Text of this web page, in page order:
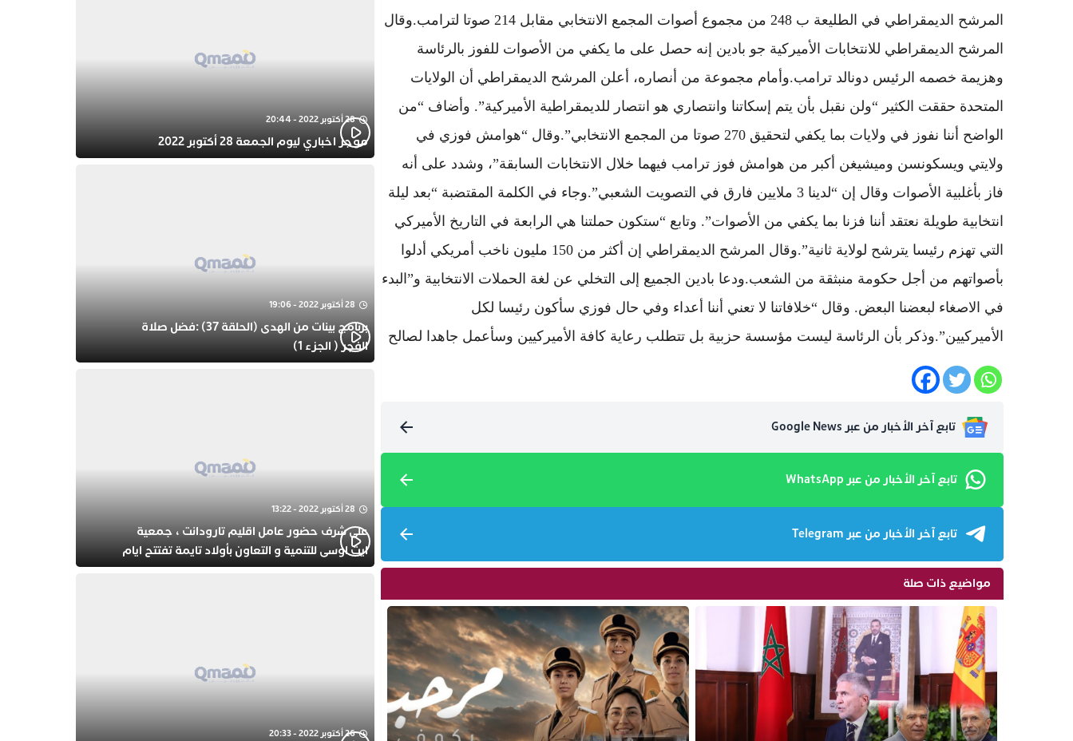
المرشح الديمقراطي في الطليعة ب 248 من مجموع أصوات المجمع الانتخابي مقابل 214 صوتا لترامب.وقال
المرشح الديمقراطي للانتخابات الأميركية جو بادين إنه حصل على ما يكفي من الأصوات للفوز بالرئاسة
وهزيمة خصمه الرئيس دونالد ترامب.وأمام مجموعة من أنصاره، أعلن المرشح الديمقراطي أن الولايات
المتحدة حققت الكثير “ولن نقبل بأن يتم إسكاتنا وانتصاري هو انتصار للديمقراطية الأميركية”. وأضاف “من
الواضح أننا نفوز في ولايات بما يكفي لتحقيق 270 صوتا من المجمع الانتخابي”.وقال “هوامش فوزي في
ولايتي ويسكونسن وميشيغن أكبر من هوامش فوز ترامب فيهما خلال الانتخابات السابقة”، وشدد على أنه
فاز بأغلبية الأصوات وقال إن “لدينا 3 ملايين فارق في التصويت الشعبي”.وجاء في الكلمة المقتضبة “بعد ليلة
انتخابية طويلة نعتقد أننا فزنا بما يكفي من الأصوات”. وتابع “ستكون حملتنا هي الرابعة في التاريخ الأميركي
التي تهزم رئيسا يترشح لولاية ثانية”.وقال المرشح الديمقراطي إن أكثر من 150 مليون ناخب أمريكي أدلوا
بأصواتهم من أجل حكومة منبثقة من الشعب.ودعا بادين الجميع إلى التخلي عن لغة الحملات الانتخابية و”البدء
في الاصغاء لبعضنا البعض. وقال “خلافاتنا لا تعني أننا أعداء وفي حال فوزي سأكون رئيسا لكل
الأميركيين”.وذكر بأن الرئاسة ليست مؤسسة حزبية بل تتطلب رعاية كافة الأميركيين وسأعمل جاهدا لصالح
تابع آخر الأخبار من عبر Google News
تابع آخر الأخبار من عبر WhatsApp
تابع آخر الأخبار من عبر Telegram
مواضيع ذات صلة
28 أكتوبر 2022 - 20:44
موجز اخباري ليوم الجمعة 28 أكتوبر 2022
28 أكتوبر 2022 - 19:06
برنامج بينات من الهدى (الحلقة 37) :فضل صلاة
الفجر ( الجزء 1)
28 أكتوبر 2022 - 13:22
على شرف حضور عامل اقليم تارودانت ، جمعية
ايت اوسى للتنمية و التعاون بأولاد تايمة تفتتح ايام
الاحتفال بذكرى المولد النبوي
26 أكتوبر 2022 - 20:33